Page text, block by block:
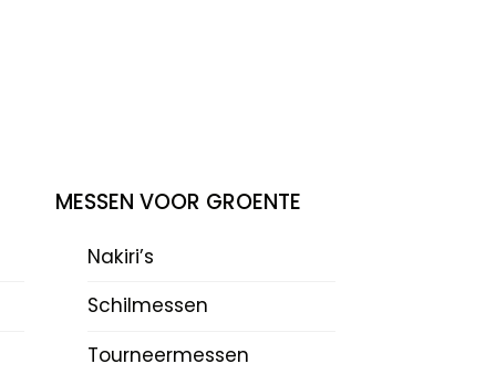
MESSEN VOOR GROENTE
Nakiri’s
Schilmessen
Tourneermessen